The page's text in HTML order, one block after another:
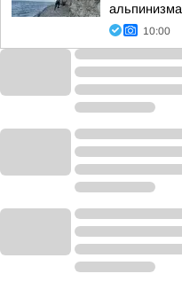
альпинизма
10:00